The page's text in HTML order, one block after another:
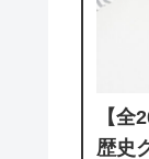
【
歴史